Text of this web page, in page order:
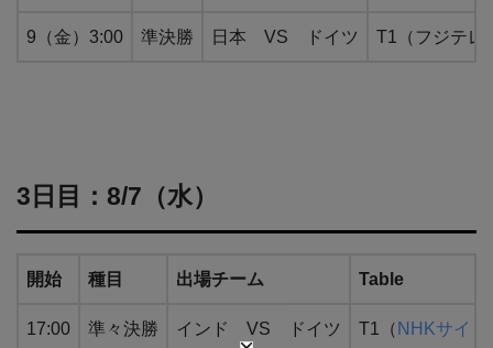
9（金）3:00 準決勝 日本 VS ドイツ T1（フジテレ
3日目：8/7（水）
開始 種目 出場チーム Table
17:00 準々決勝 インド VS ドイツ T1（ NHKサイト